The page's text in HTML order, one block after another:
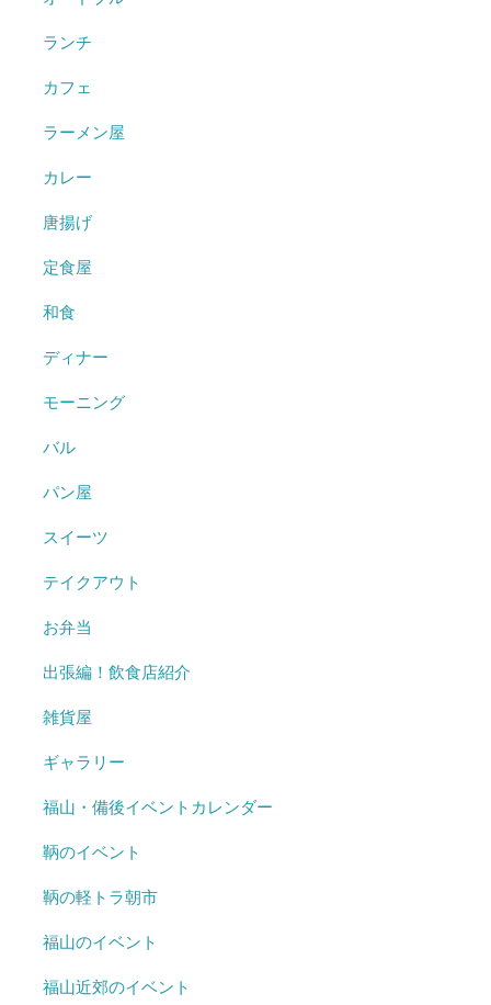
ランチ
カフェ
ラーメン屋
カレー
唐揚げ
定食屋
和食
ディナー
モーニング
バル
パン屋
スイーツ
テイクアウト
お弁当
出張編！飲食店紹介
雑貨屋
ギャラリー
福山・備後イベントカレンダー
鞆のイベント
鞆の軽トラ朝市
福山のイベント
福山近郊のイベント